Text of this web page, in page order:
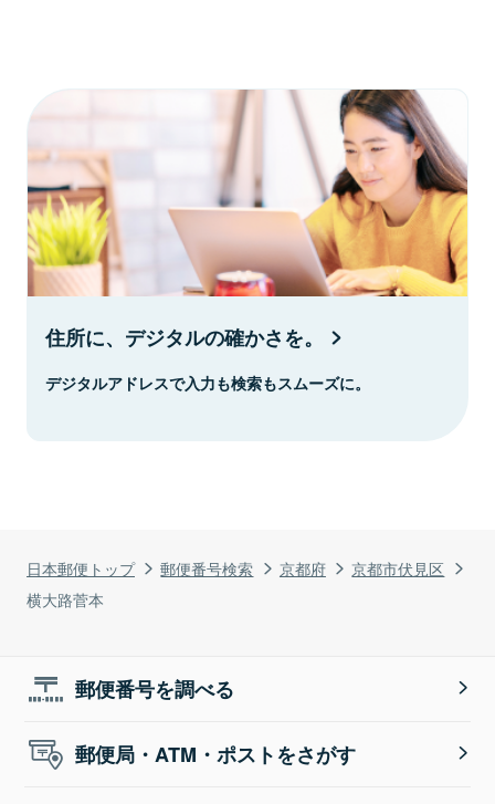
日本郵便トップ 郵便番号検索 京都府
京都市伏見区
横大路菅本
住所に、デジタルの確かさを。
デジタルアドレスで入力も検索もスムーズに。
郵便番号を調べる
郵便局・ATM・ポストをさがす